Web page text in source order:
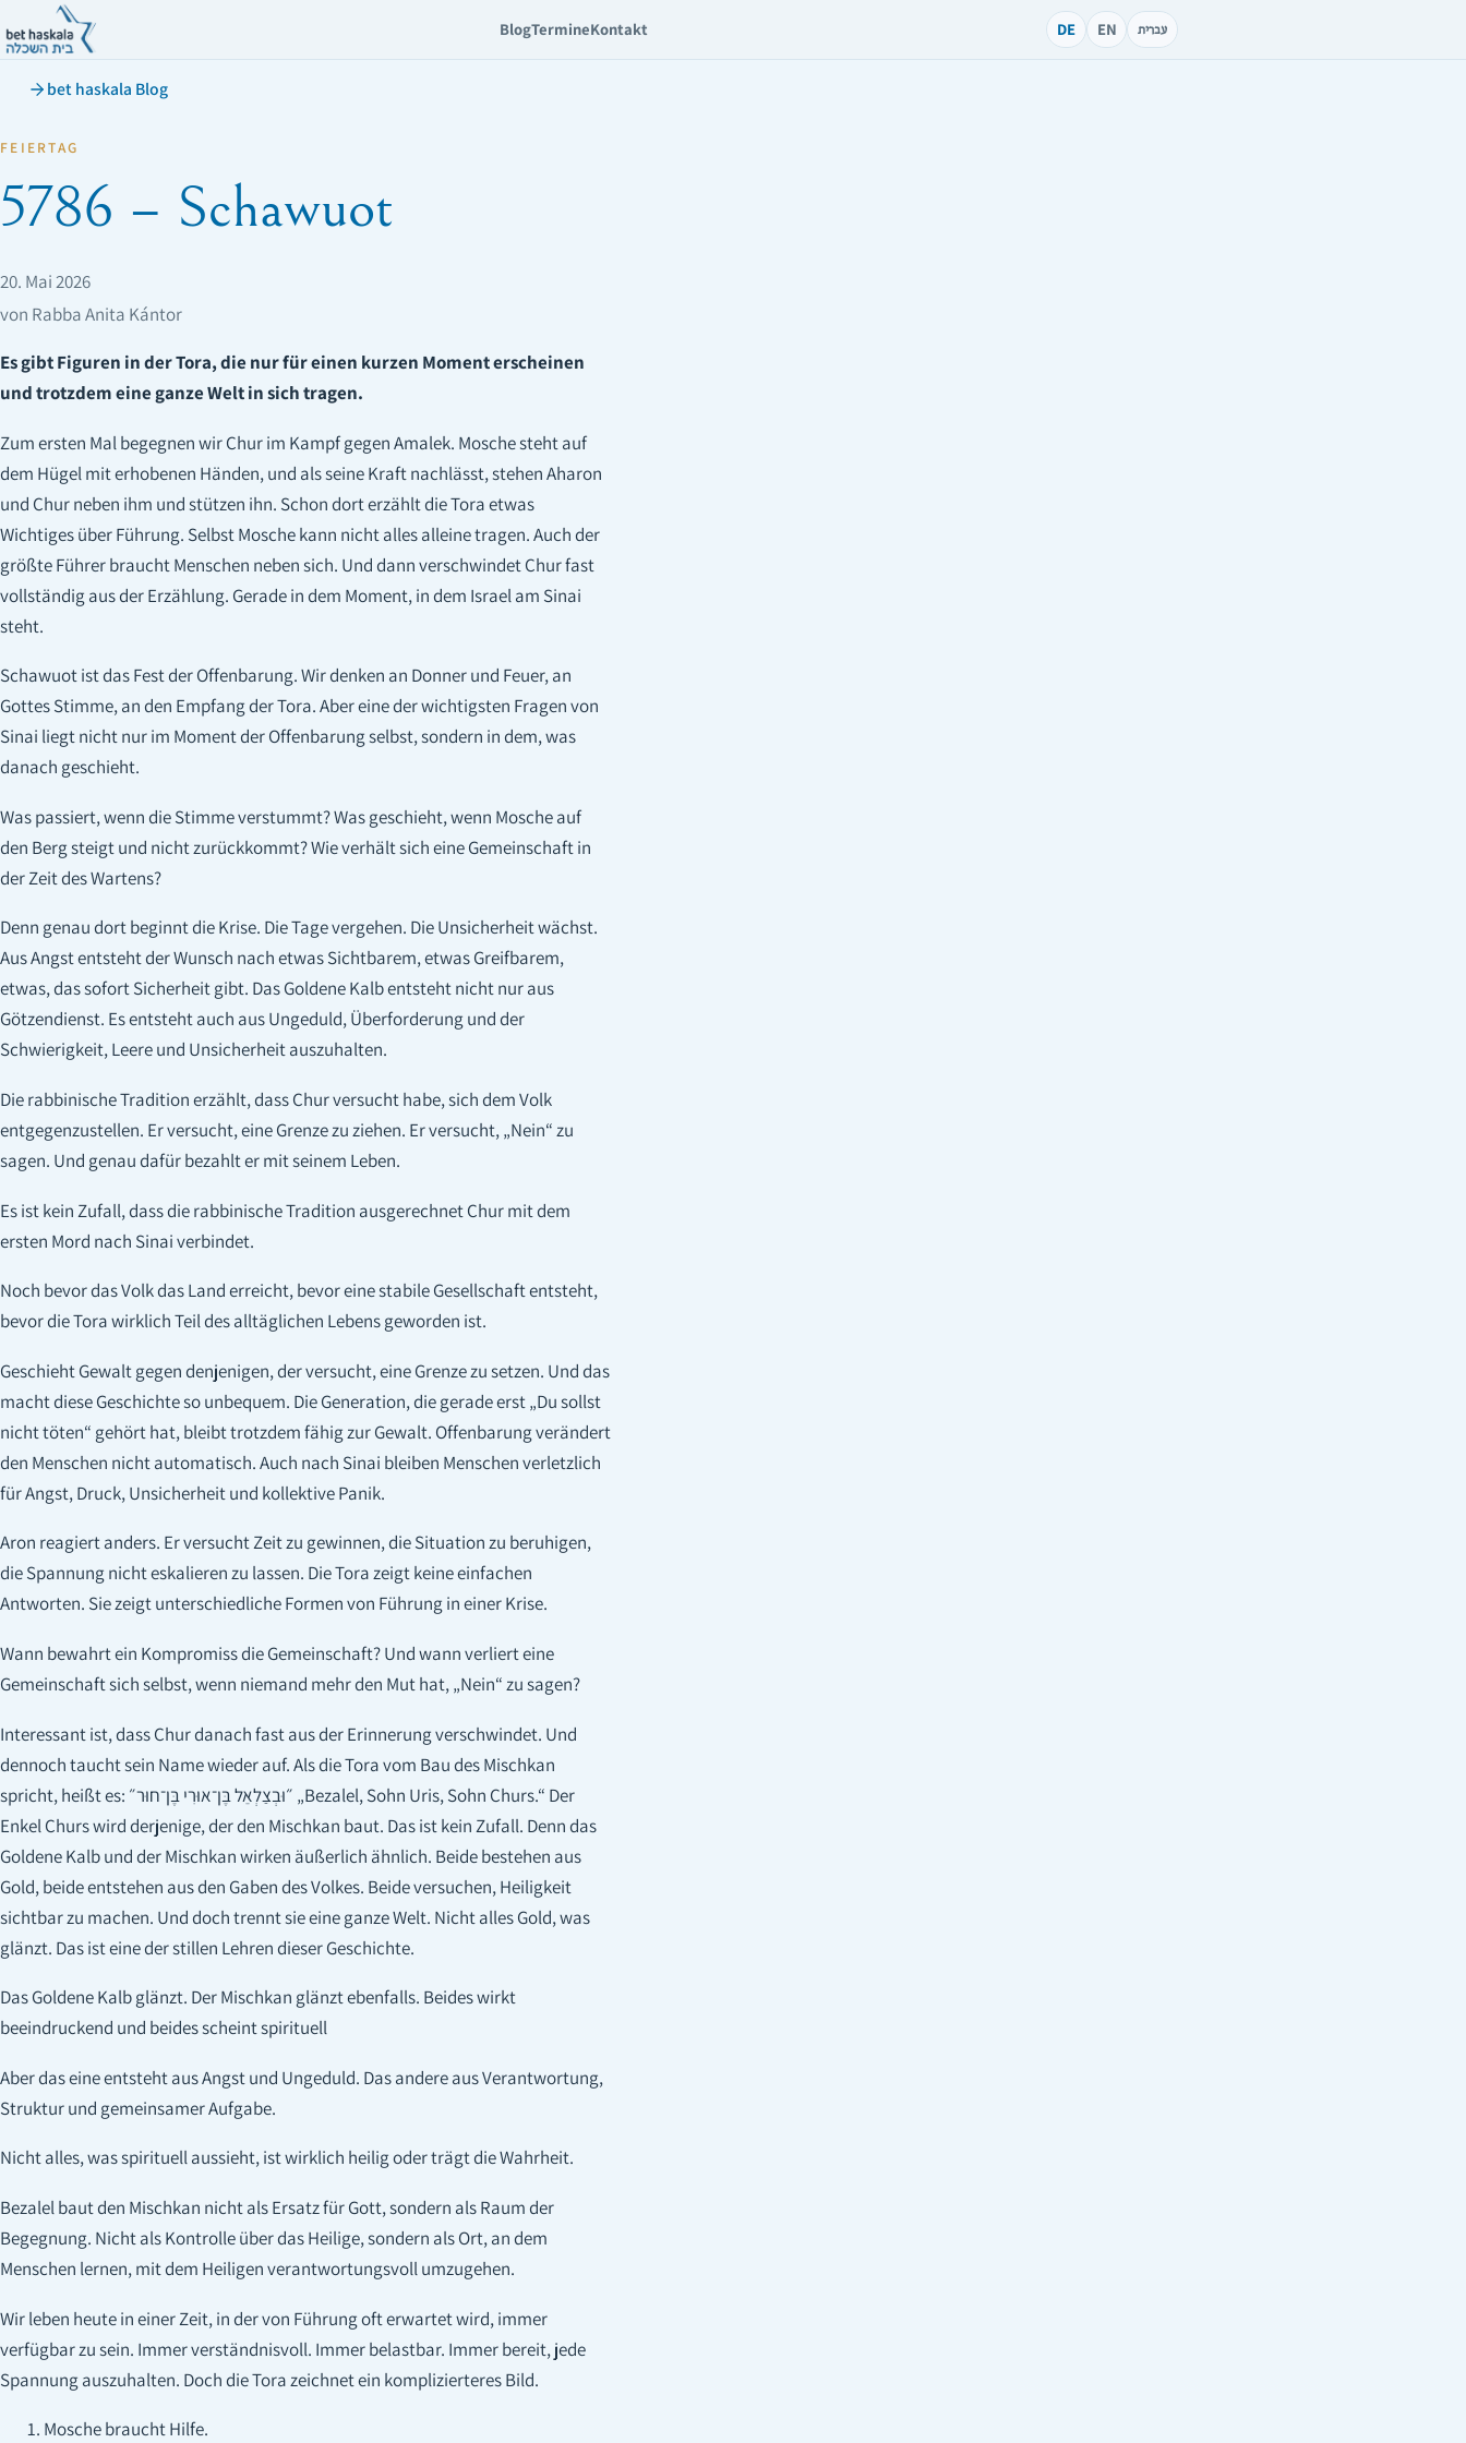
BlogTermineKontakt DE EN עברית
bet haskala Blog
FEIERTAG
5786 – Schawuot
20. Mai 2026
von Rabba Anita Kántor
Es gibt Figuren in der Tora, die nur für einen kurzen Moment erscheinen
und trotzdem eine ganze Welt in sich tragen.
Zum ersten Mal begegnen wir Chur im Kampf gegen Amalek. Mosche steht auf
dem Hügel mit erhobenen Händen, und als seine Kraft nachlässt, stehen Aharon
und Chur neben ihm und stützen ihn. Schon dort erzählt die Tora etwas
Wichtiges über Führung. Selbst Mosche kann nicht alles alleine tragen. Auch der
größte Führer braucht Menschen neben sich. Und dann verschwindet Chur fast
vollständig aus der Erzählung. Gerade in dem Moment, in dem Israel am Sinai
steht.
Schawuot ist das Fest der Offenbarung. Wir denken an Donner und Feuer, an
Gottes Stimme, an den Empfang der Tora. Aber eine der wichtigsten Fragen von
Sinai liegt nicht nur im Moment der Offenbarung selbst, sondern in dem, was
danach geschieht.
Was passiert, wenn die Stimme verstummt? Was geschieht, wenn Mosche auf
den Berg steigt und nicht zurückkommt? Wie verhält sich eine Gemeinschaft in
der Zeit des Wartens?
Denn genau dort beginnt die Krise. Die Tage vergehen. Die Unsicherheit wächst.
Aus Angst entsteht der Wunsch nach etwas Sichtbarem, etwas Greifbarem,
etwas, das sofort Sicherheit gibt. Das Goldene Kalb entsteht nicht nur aus
Götzendienst. Es entsteht auch aus Ungeduld, Überforderung und der
Schwierigkeit, Leere und Unsicherheit auszuhalten.
Die rabbinische Tradition erzählt, dass Chur versucht habe, sich dem Volk
entgegenzustellen. Er versucht, eine Grenze zu ziehen. Er versucht, „Nein“ zu
sagen. Und genau dafür bezahlt er mit seinem Leben.
Es ist kein Zufall, dass die rabbinische Tradition ausgerechnet Chur mit dem
ersten Mord nach Sinai verbindet.
Noch bevor das Volk das Land erreicht, bevor eine stabile Gesellschaft entsteht,
bevor die Tora wirklich Teil des alltäglichen Lebens geworden ist.
Geschieht Gewalt gegen denjenigen, der versucht, eine Grenze zu setzen. Und das
macht diese Geschichte so unbequem. Die Generation, die gerade erst „Du sollst
nicht töten“ gehört hat, bleibt trotzdem fähig zur Gewalt. Offenbarung verändert
den Menschen nicht automatisch. Auch nach Sinai bleiben Menschen verletzlich
für Angst, Druck, Unsicherheit und kollektive Panik.
Aron reagiert anders. Er versucht Zeit zu gewinnen, die Situation zu beruhigen,
die Spannung nicht eskalieren zu lassen. Die Tora zeigt keine einfachen
Antworten. Sie zeigt unterschiedliche Formen von Führung in einer Krise.
Wann bewahrt ein Kompromiss die Gemeinschaft? Und wann verliert eine
Gemeinschaft sich selbst, wenn niemand mehr den Mut hat, „Nein“ zu sagen?
Interessant ist, dass Chur danach fast aus der Erinnerung verschwindet. Und
dennoch taucht sein Name wieder auf. Als die Tora vom Bau des Mischkan
spricht, heißt es: ״וּבְצַלְאֵל בֶּן־אוּרִי בֶּן־חוּר״ „Bezalel, Sohn Uris, Sohn Churs.“ Der
Enkel Churs wird derjenige, der den Mischkan baut. Das ist kein Zufall. Denn das
Goldene Kalb und der Mischkan wirken äußerlich ähnlich. Beide bestehen aus
Gold, beide entstehen aus den Gaben des Volkes. Beide versuchen, Heiligkeit
sichtbar zu machen. Und doch trennt sie eine ganze Welt. Nicht alles Gold, was
glänzt. Das ist eine der stillen Lehren dieser Geschichte.
Das Goldene Kalb glänzt. Der Mischkan glänzt ebenfalls. Beides wirkt
beeindruckend und beides scheint spirituell
Aber das eine entsteht aus Angst und Ungeduld. Das andere aus Verantwortung,
Struktur und gemeinsamer Aufgabe.
Nicht alles, was spirituell aussieht, ist wirklich heilig oder trägt die Wahrheit.
Bezalel baut den Mischkan nicht als Ersatz für Gott, sondern als Raum der
Begegnung. Nicht als Kontrolle über das Heilige, sondern als Ort, an dem
Menschen lernen, mit dem Heiligen verantwortungsvoll umzugehen.
Wir leben heute in einer Zeit, in der von Führung oft erwartet wird, immer
verfügbar zu sein. Immer verständnisvoll. Immer belastbar. Immer bereit, jede
Spannung auszuhalten. Doch die Tora zeichnet ein komplizierteres Bild.
Mosche braucht Hilfe.